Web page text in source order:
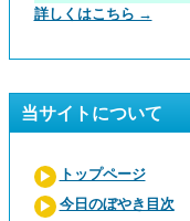
詳しくはこちら →
当サイトについて
トップページ
今日のぼやき目次